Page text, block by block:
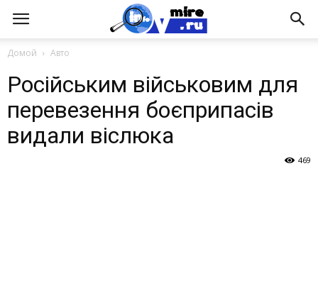
Домой Авто
Російським військовим для
перевезення боєприпасів
видали віслюка
469